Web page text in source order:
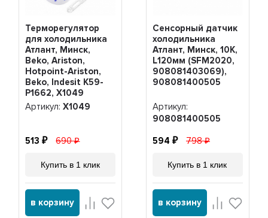
Терморегулятор
для холодильника
Атлант, Минск,
Beko, Ariston,
Hotpoint-Ariston,
Beko, Indesit K59-
P1662, Х1049
Артикул:Х1049
513 690
Купить в 1 клик
в корзину
Сенсорный датчик
холодильника
Атлант, Минск, 10К,
L120мм (SFM2020,
908081403069),
908081400505
Артикул:
908081400505
594 798
Купить в 1 клик
в корзину